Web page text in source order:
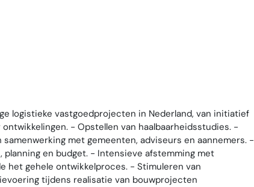
logistieke vastgoedprojecten in Nederland, van initiatief
- Opstellen van haalbaarheidsstudies. -
met gemeenten, adviseurs en aannemers. -
en budget. - Intensieve afstemming met
het gehele ontwikkelproces. - Stimuleren van
tijdens realisatie van bouwprojecten